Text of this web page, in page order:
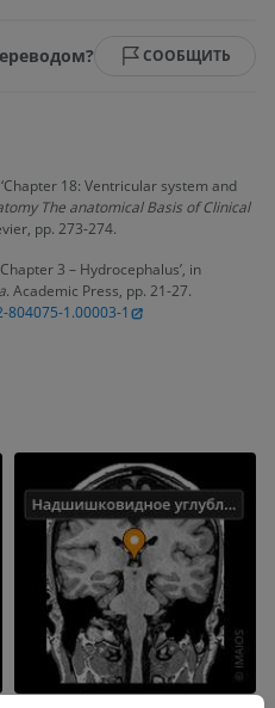
СООБЩИТЬ
18: Ventricular system and
The anatomical Basis of Clinical
pp. 273-274.
3 – Hydrocephalus’, in
. Academic Press, pp. 21-27.
804075-1.00003-1